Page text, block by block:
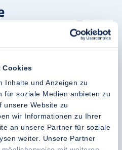
Cookies
Inhalte und Anzeigen zu
für soziale Medien anbieten zu
unsere Website zu
wir Informationen zu Ihrer
an unsere Partner für soziale
weiter. Unsere Partner
Combo
Ihrem Prozess
Sie persönlich zur optimalen
Kühlketten-Experten
Kühlkette greifbar nah